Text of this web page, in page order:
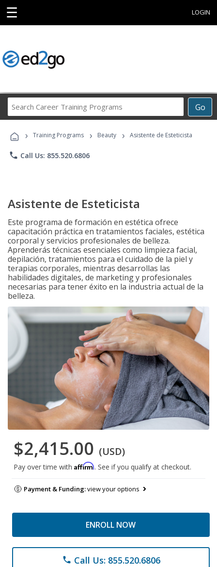
☰ LOGIN
Go
Career
Programs
› Training Programs › Beauty › Asistente de Esteticista
phone Call Us: 855.520.6806
Asistente de Esteticista
Este programa de formación en estética ofrece
capacitación práctica en tratamientos faciales, estética
corporal y servicios profesionales de belleza.
Aprenderás técnicas esenciales como limpieza facial,
depilación, tratamientos para el cuidado de la piel y
terapias corporales, mientras desarrollas las
habilidades digitales, de marketing y profesionales
necesarias para tener éxito en la industria actual de la
belleza.
$2,415.00 (USD)
Pay over time with Affirm. See if you qualify at checkout.
Payment & Funding:view your options
ENROLL NOW
phone Call Us: 855.520.6806